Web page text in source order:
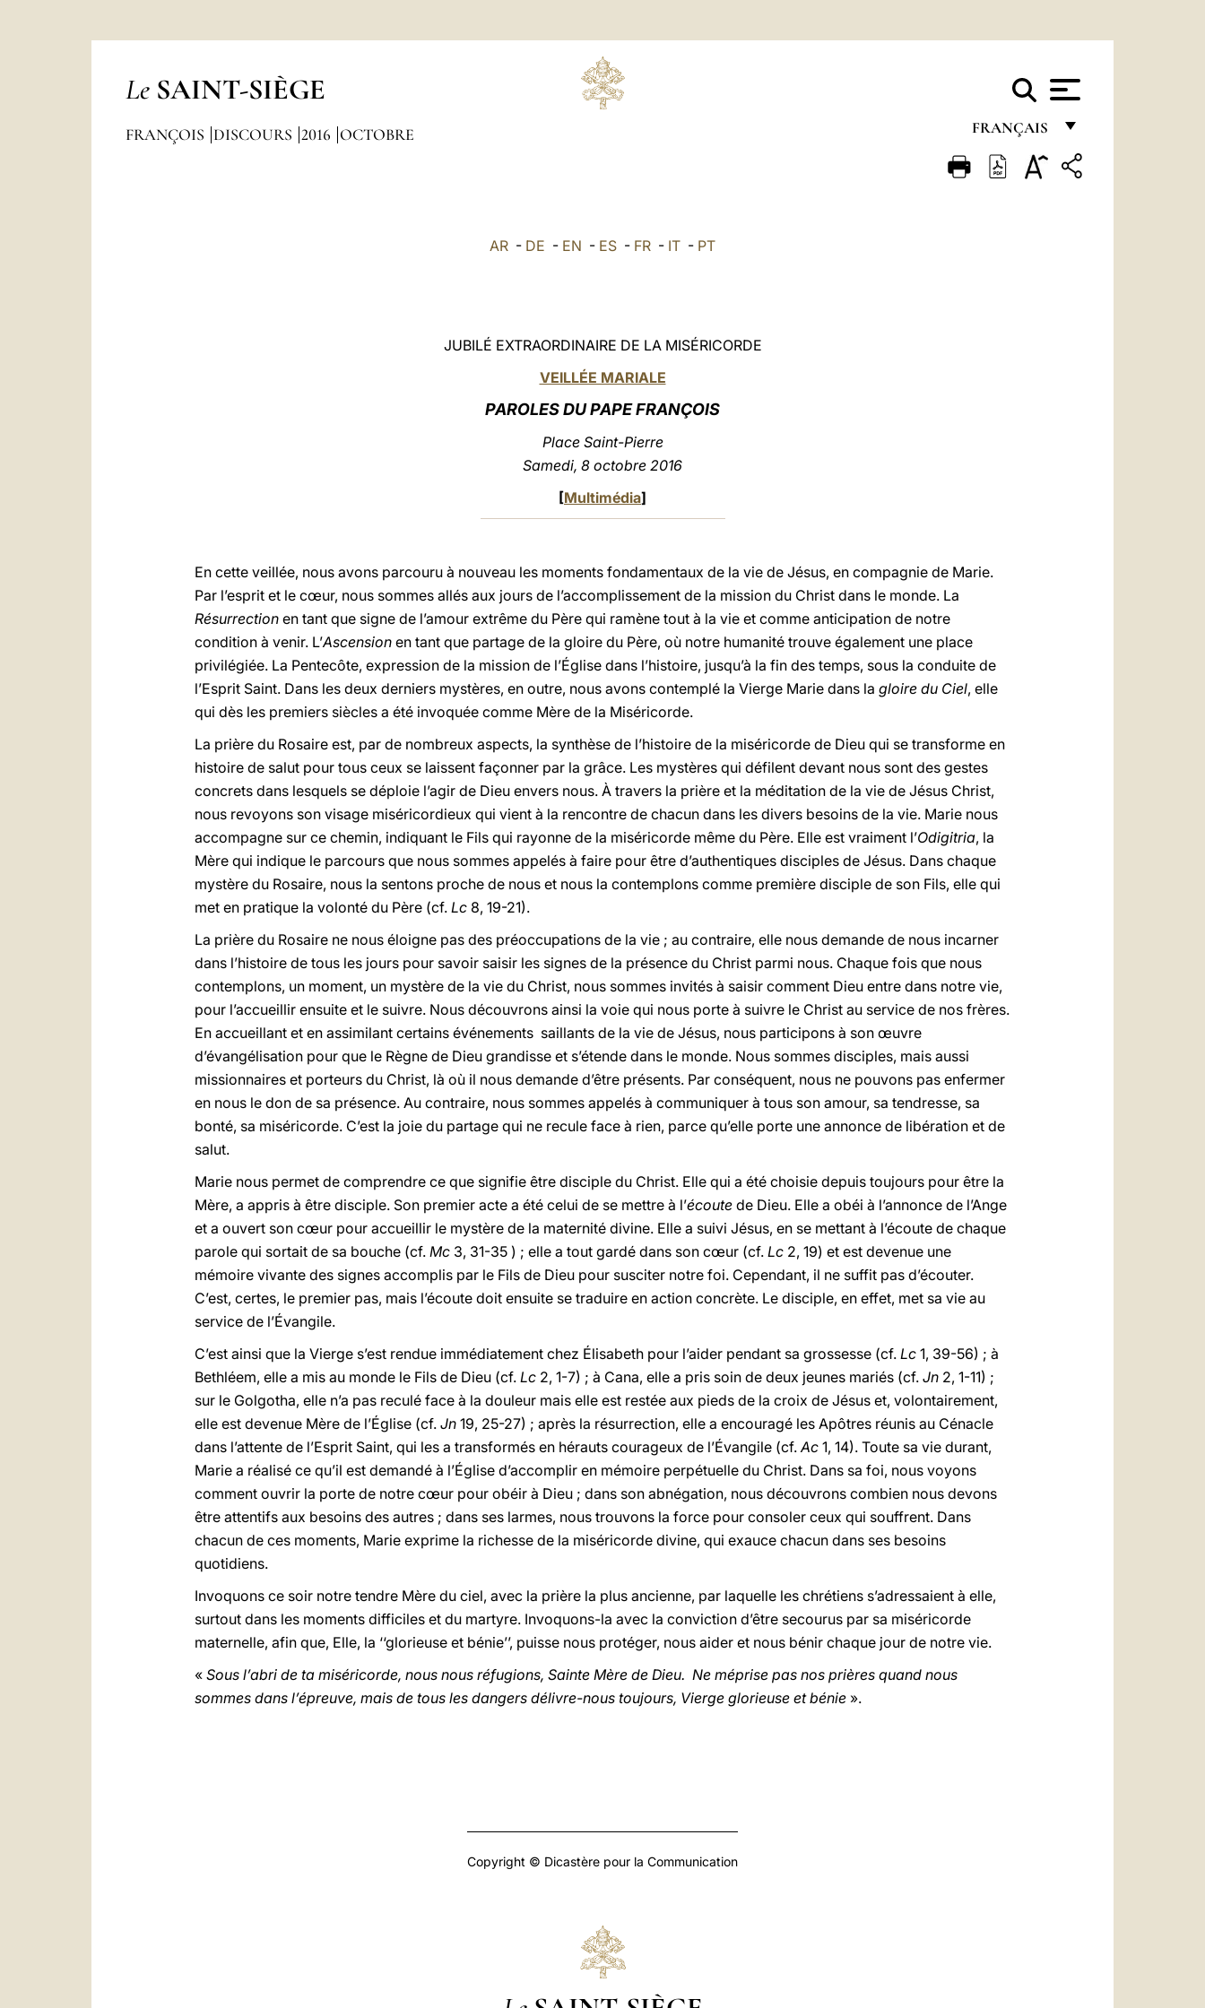
Le SAINT-SIÈGE
FRANÇAIS
FRANÇAIS
FRANÇOIS DISCOURS 2016 OCTOBRE
AR - DE - EN - ES - FR - IT - PT
JUBILÉ EXTRAORDINAIRE DE LA MISÉRICORDE
VEILLÉE MARIALE
PAROLES DU PAPE FRANÇOIS
Place Saint-Pierre
Samedi, 8 octobre 2016
[Multimédia]
En cette veillée, nous avons parcouru à nouveau les moments fondamentaux de la vie de Jésus, en compagnie de Marie.
Par l’esprit et le cœur, nous sommes allés aux jours de l’accomplissement de la mission du Christ dans le monde. La
Résurrection en tant que signe de l’amour extrême du Père qui ramène tout à la vie et comme anticipation de notre
condition à venir. L’Ascension en tant que partage de la gloire du Père, où notre humanité trouve également une place
privilégiée. La Pentecôte, expression de la mission de l’Église dans l’histoire, jusqu’à la fin des temps, sous la conduite de
l’Esprit Saint. Dans les deux derniers mystères, en outre, nous avons contemplé la Vierge Marie dans la gloire du Ciel, elle
qui dès les premiers siècles a été invoquée comme Mère de la Miséricorde.
La prière du Rosaire est, par de nombreux aspects, la synthèse de l’histoire de la miséricorde de Dieu qui se transforme en
histoire de salut pour tous ceux se laissent façonner par la grâce. Les mystères qui défilent devant nous sont des gestes
concrets dans lesquels se déploie l’agir de Dieu envers nous. À travers la prière et la méditation de la vie de Jésus Christ,
nous revoyons son visage miséricordieux qui vient à la rencontre de chacun dans les divers besoins de la vie. Marie nous
accompagne sur ce chemin, indiquant le Fils qui rayonne de la miséricorde même du Père. Elle est vraiment l’Odigitria, la
Mère qui indique le parcours que nous sommes appelés à faire pour être d’authentiques disciples de Jésus. Dans chaque
mystère du Rosaire, nous la sentons proche de nous et nous la contemplons comme première disciple de son Fils, elle qui
met en pratique la volonté du Père (cf. Lc 8, 19-21).
La prière du Rosaire ne nous éloigne pas des préoccupations de la vie ; au contraire, elle nous demande de nous incarner
dans l’histoire de tous les jours pour savoir saisir les signes de la présence du Christ parmi nous. Chaque fois que nous
contemplons, un moment, un mystère de la vie du Christ, nous sommes invités à saisir comment Dieu entre dans notre vie,
pour l’accueillir ensuite et le suivre. Nous découvrons ainsi la voie qui nous porte à suivre le Christ au service de nos frères.
En accueillant et en assimilant certains événements saillants de la vie de Jésus, nous participons à son œuvre
d’évangélisation pour que le Règne de Dieu grandisse et s’étende dans le monde. Nous sommes disciples, mais aussi
missionnaires et porteurs du Christ, là où il nous demande d’être présents. Par conséquent, nous ne pouvons pas enfermer
en nous le don de sa présence. Au contraire, nous sommes appelés à communiquer à tous son amour, sa tendresse, sa
bonté, sa miséricorde. C’est la joie du partage qui ne recule face à rien, parce qu’elle porte une annonce de libération et de
salut.
Marie nous permet de comprendre ce que signifie être disciple du Christ. Elle qui a été choisie depuis toujours pour être la
Mère, a appris à être disciple. Son premier acte a été celui de se mettre à l’écoute de Dieu. Elle a obéi à l’annonce de l’Ange
et a ouvert son cœur pour accueillir le mystère de la maternité divine. Elle a suivi Jésus, en se mettant à l’écoute de chaque
parole qui sortait de sa bouche (cf. Mc 3, 31-35 ) ; elle a tout gardé dans son cœur (cf. Lc 2, 19) et est devenue une
mémoire vivante des signes accomplis par le Fils de Dieu pour susciter notre foi. Cependant, il ne suffit pas d’écouter.
C’est, certes, le premier pas, mais l’écoute doit ensuite se traduire en action concrète. Le disciple, en effet, met sa vie au
service de l’Évangile.
C’est ainsi que la Vierge s’est rendue immédiatement chez Élisabeth pour l’aider pendant sa grossesse (cf. Lc 1, 39-56) ; à
Bethléem, elle a mis au monde le Fils de Dieu (cf. Lc 2, 1-7) ; à Cana, elle a pris soin de deux jeunes mariés (cf. Jn 2, 1-11) ;
sur le Golgotha, elle n’a pas reculé face à la douleur mais elle est restée aux pieds de la croix de Jésus et, volontairement,
elle est devenue Mère de l’Église (cf. Jn 19, 25-27) ; après la résurrection, elle a encouragé les Apôtres réunis au Cénacle
dans l’attente de l’Esprit Saint, qui les a transformés en hérauts courageux de l’Évangile (cf.Ac 1, 14). Toute sa vie durant,
Marie a réalisé ce qu’il est demandé à l’Église d’accomplir en mémoire perpétuelle du Christ. Dans sa foi, nous voyons
comment ouvrir la porte de notre cœur pour obéir à Dieu ; dans son abnégation, nous découvrons combien nous devons
être attentifs aux besoins des autres ; dans ses larmes, nous trouvons la force pour consoler ceux qui souffrent. Dans
chacun de ces moments, Marie exprime la richesse de la miséricorde divine, qui exauce chacun dans ses besoins
quotidiens.
Invoquons ce soir notre tendre Mère du ciel, avec la prière la plus ancienne, par laquelle les chrétiens s’adressaient à elle,
surtout dans les moments difficiles et du martyre. Invoquons-la avec la conviction d’être secourus par sa miséricorde
maternelle, afin que, Elle, la ‘‘glorieuse et bénie’’, puisse nous protéger, nous aider et nous bénir chaque jour de notre vie.
« Sous l’abri de ta miséricorde, nous nous réfugions, Sainte Mère de Dieu. Ne méprise pas nos prières quand nous
sommes dans l’épreuve, mais de tous les dangers délivre-nous toujours, Vierge glorieuse et bénie ».
Copyright © Dicastère pour la Communication